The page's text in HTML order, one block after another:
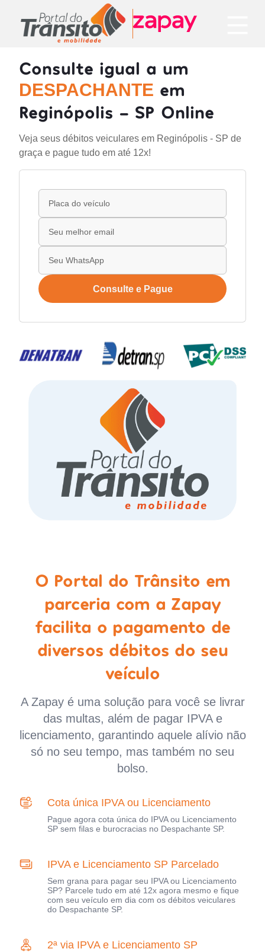
Consulte igual a um
DESPACHANTE em
Reginópolis - SP Online
Veja seus débitos veiculares em Reginópolis - SP de
graça e pague tudo em até 12x!
Consulte e Pague
O Portal do Trânsito em
parceria com a Zapay
facilita o pagamento de
diversos débitos do seu
veículo
A Zapay é uma solução para você se livrar
das multas, além de pagar IPVA e
licenciamento, garantindo aquele alívio não
só no seu tempo, mas também no seu
bolso.
Cota única IPVA ou Licenciamento
Pague agora cota única do IPVA ou Licenciamento
SP sem filas e burocracias no Despachante SP.
IPVA e Licenciamento SP Parcelado
Sem grana para pagar seu IPVA ou Licenciamento
SP? Parcele tudo em até 12x agora mesmo e fique
com seu veículo em dia com os débitos veiculares
do Despachante SP.
2ª via IPVA e Licenciamento SP